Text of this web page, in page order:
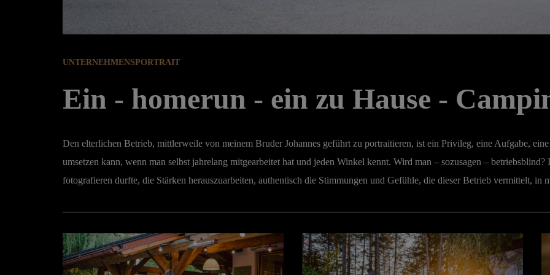
UNTERNEHMENSPORTRAIT
Ein - homerun - ein zu Hause -
Den elterlichen Betrieb, mittlerweile von meinem Bruder Johannes geführt zu portraitieren, ist ein Privileg, eine Aufgabe,
umsetzen kann, wenn man selbst jahrelang mitgearbeitet hat und jeden Winkel kennt. Wird man – sozusagen –
fotografieren durfte, die Stärken herauszuarbeiten, authentisch die Stimmungen und Gefühle, die dieser Betrieb vermittelt, in